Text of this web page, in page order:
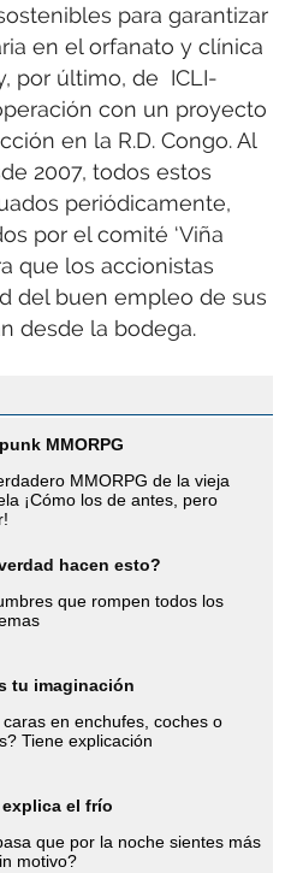
para garantizar
en el orfanato y clínica
por último, de ICLI-
con un proyecto
en la R.D. Congo. Al
2007, todos estos
periódicamente,
por el comité ‘Viña
que los accionistas
del buen empleo de sus
desde la bodega.
MMORPG
MMORPG de la vieja
¡Cómo los de antes, pero
hacen esto?
que rompen todos los
tu imaginación
caras en enchufes, coches o
Tiene explicación
explica el frío
que por la noche sientes más
motivo?